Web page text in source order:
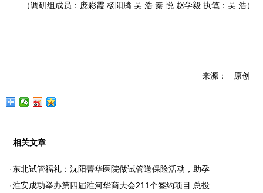
（调研组成员：庞彩霞 杨阳腾 吴 浩 秦 悦 赵学毅 执笔：吴 浩）
来源： 原创
相关文章
·东北试管福礼：沈阳菁华医院做试管送保险活动，助孕
·淮安成功举办第四届淮河华商大会211个签约项目 总投